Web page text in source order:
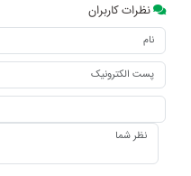
نظرات کاربران